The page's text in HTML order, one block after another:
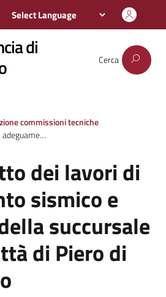
strumenti
di Cerca
commissioni tecniche
Città di Piero di Sansepolcro
dei lavori di
sismico e
succursale
di Piero di